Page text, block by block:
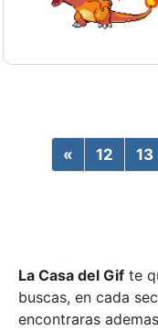
« Previous
12 13
La Casa del Gif te
buscas, en cada
encontraras